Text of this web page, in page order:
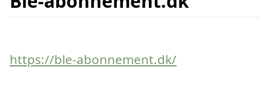
https://ble-abonnement.dk/